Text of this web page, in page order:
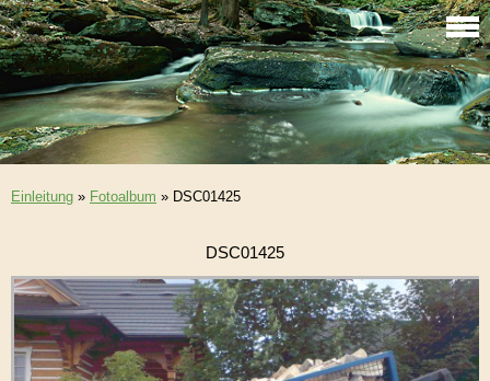
Einleitung » Fotoalbum » DSC01425
DSC01425